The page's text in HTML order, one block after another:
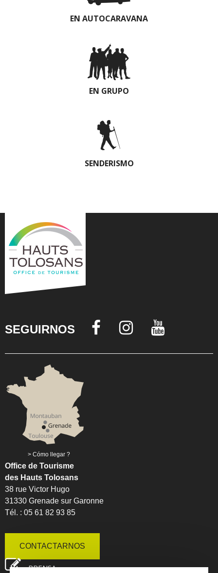
EN AUTOCARAVANA
EN GRUPO
SENDERISMO
SEGUIRNOS
Cómo llegar ?
Office de Tourisme
des Hauts Tolosans
38 rue Victor Hugo
31330 Grenade sur Garonne
Tél. : 05 61 82 93 85
CONTACTARNOS
PRENSA